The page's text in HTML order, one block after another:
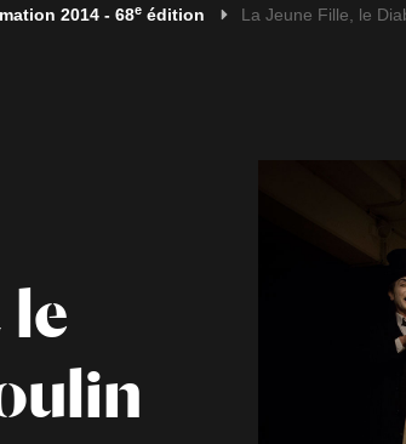
2014 - 68e édition La Jeune Fille, le
le